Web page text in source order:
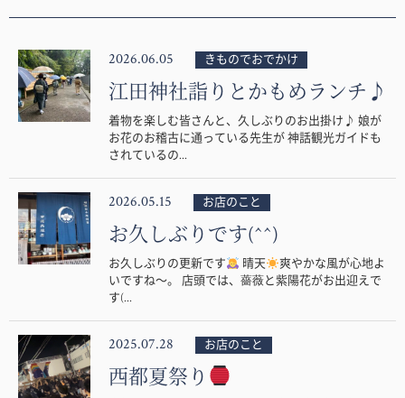
2026.06.05 きものでおでかけ
江田神社詣りとかもめランチ♪
着物を楽しむ皆さんと、久しぶりのお出掛け♪ 娘が
お花のお稽古に通っている先生が 神話観光ガイドも
されているの...
2026.05.15 お店のこと
お久しぶりです(^^)
お久しぶりの更新です 晴天
爽やかな風が心地よ
いですね〜。 店頭では、薔薇と紫陽花がお出迎えで
す(...
2025.07.28 お店のこと
西都夏祭り